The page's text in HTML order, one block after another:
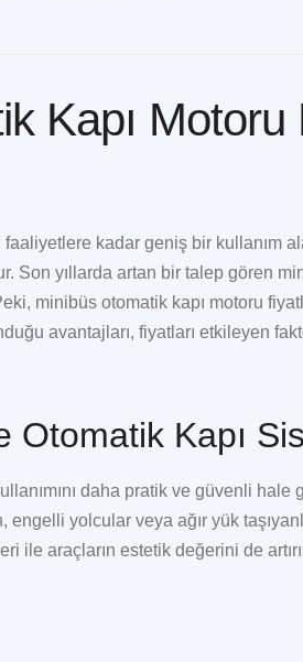
Kapı Motoru
faaliyetlere kadar geniş bir kullanım
Son yıllarda artan bir talep gören
minibüs otomatik kapı motoru
avantajları, fiyatları etkileyen
Otomatik Kapı
daha pratik ve güvenli
yolcular veya ağır yük
ile araçların estetik değerini de